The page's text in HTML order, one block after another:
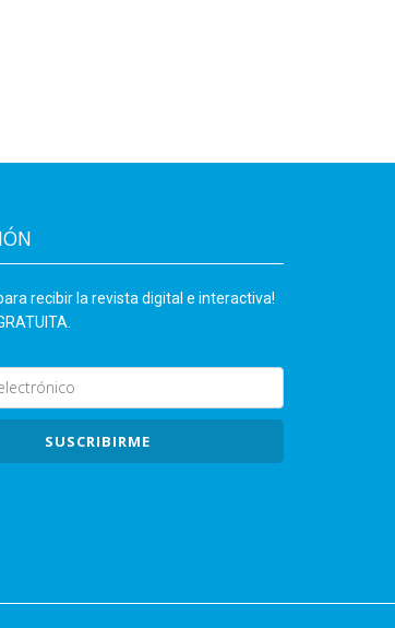
recibir la revista digital e interactiva!
SUSCRIBIRME